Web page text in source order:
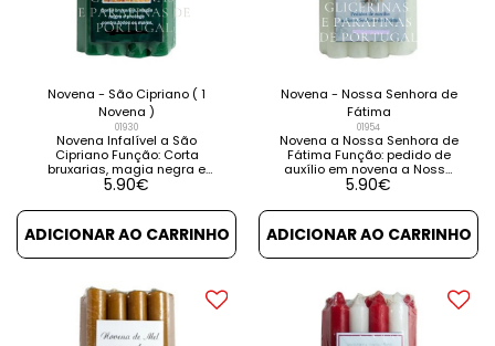
Novena - São Cipriano ( 1
Novena )
01930
Novena Infalível a São
Cipriano Função: Corta
bruxarias, magia negra e
protege contra todos os
orações. VER DETALHES VER
PRODUTOS RELACIONADOS
5.90€
ADICIONAR AO CARRINHO
Novena - Nossa Senhora de
Fátima
01954
Novena a Nossa Senhora de
Fátima Função: pedido de
auxílio em novena a Nossa
Senhora de Fátima. Contém
DETALHES VER PRODUTOS
RELACIONADOS
5.90€
ADICIONAR AO CARRINHO